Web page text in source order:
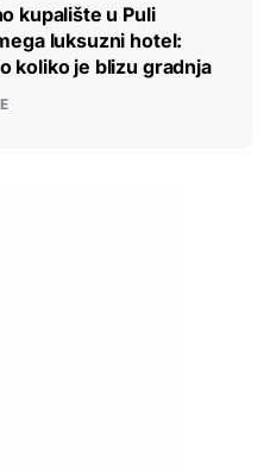
kupalište u Puli
luksuzni hotel:
koliko je blizu gradnja